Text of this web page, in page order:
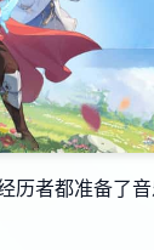
历者都准备了